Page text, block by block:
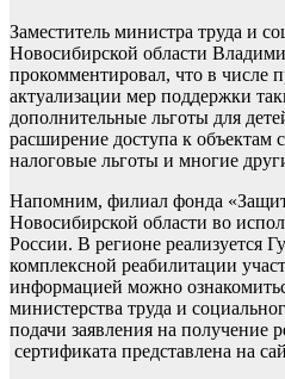
Заместитель министра труда и
Новосибирской области
прокомментировал, что в числе
актуализации мер поддержки
дополнительные льготы для
расширение доступа к объектам
налоговые льготы и многие
Напомним, филиал фонда
Новосибирской области во
России. В регионе реализуется
комплексной реабилитации
информацией можно
министерства труда и
подачи заявления на получение
сертификата представлена на